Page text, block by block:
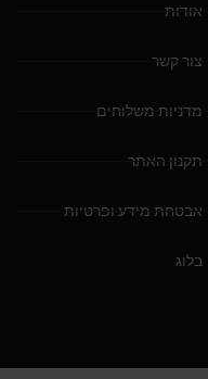
אודות
צור קשר
מדניות משלוחים
תקנון האתר
אבטחת מידע ופרטיות
בלוג